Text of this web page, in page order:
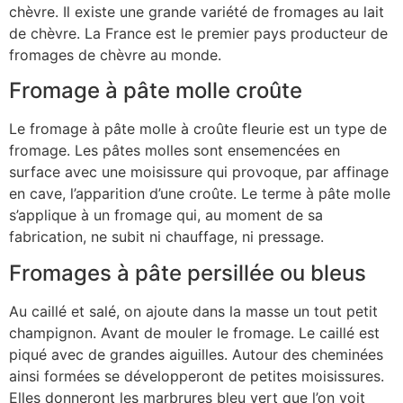
chèvre. Il existe une grande variété de fromages au lait
de chèvre. La France est le premier pays producteur de
fromages de chèvre au monde.
Fromage à pâte molle croûte
Le fromage à pâte molle à croûte fleurie est un type de
fromage. Les pâtes molles sont ensemencées en
surface avec une moisissure qui provoque, par affinage
en cave, l’apparition d’une croûte. Le terme à pâte molle
s’applique à un fromage qui, au moment de sa
fabrication, ne subit ni chauffage, ni pressage.
Fromages à pâte persillée ou bleus
Au caillé et salé, on ajoute dans la masse un tout petit
champignon. Avant de mouler le fromage. Le caillé est
piqué avec de grandes aiguilles. Autour des cheminées
ainsi formées se développeront de petites moisissures.
Elles donneront les marbrures bleu vert que l’on voit